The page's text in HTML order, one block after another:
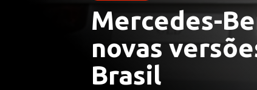
Mercedes-
novas
Brasil